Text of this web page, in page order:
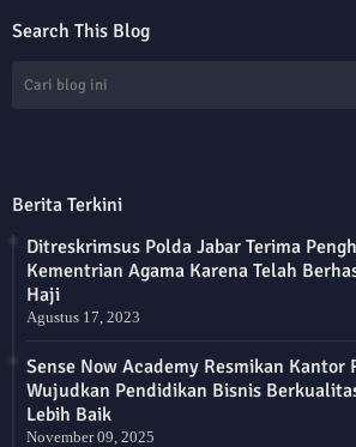
Search This Blog
Berita Terkini
Ditreskrimsus Polda Jabar Terima
Kementrian Agama Karena Telah
Haji
Agustus 17, 2023
Sense Now Academy Resmikan Kantor
Wujudkan Pendidikan Bisnis
Lebih Baik
November 09, 2025